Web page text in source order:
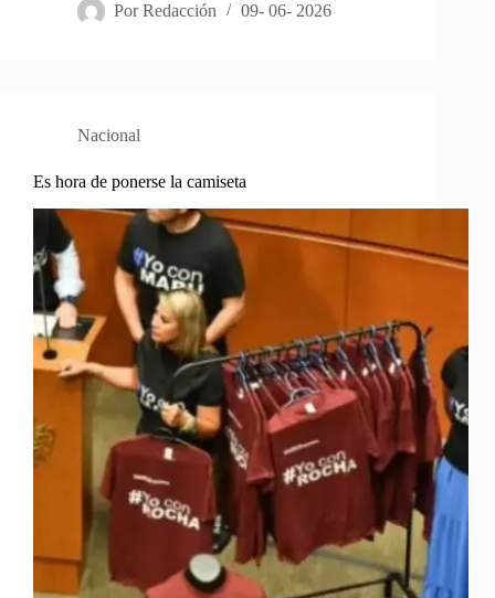
Por Redacción 09- 06- 2026
Nacional
Es hora de ponerse la camiseta